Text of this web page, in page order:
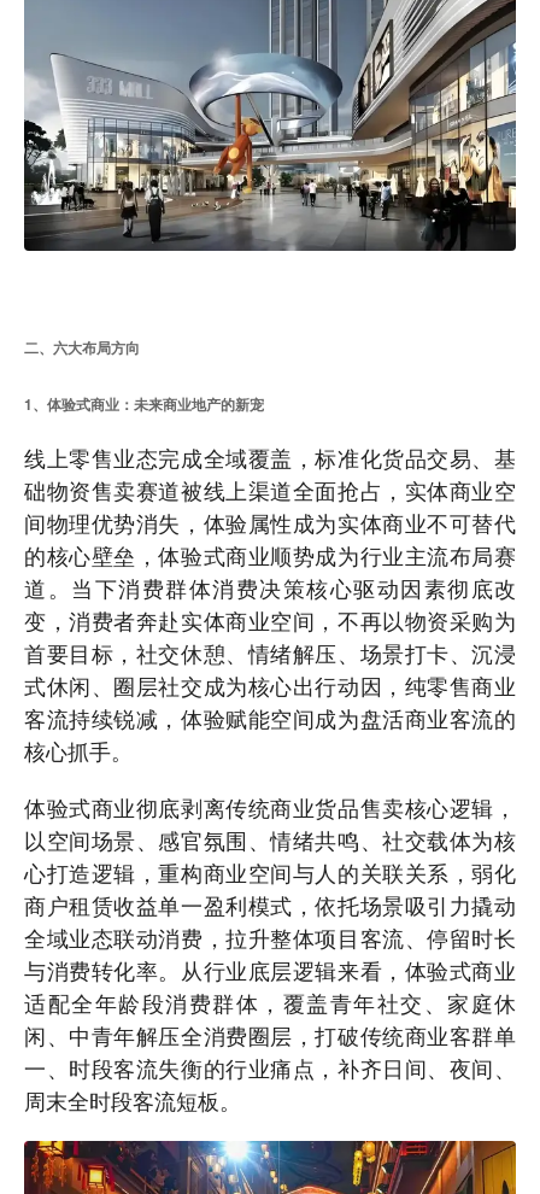
二、六大布局方向
1、体验式商业：未来商业地产的新宠
线上零售业态完成全域覆盖，标准化货品交易、基
础物资售卖赛道被线上渠道全面抢占，实体商业空
间物理优势消失，体验属性成为实体商业不可替代
的核心壁垒，体验式商业顺势成为行业主流布局赛
道。当下消费群体消费决策核心驱动因素彻底改
变，消费者奔赴实体商业空间，不再以物资采购为
首要目标，社交休憩、情绪解压、场景打卡、沉浸
式休闲、圈层社交成为核心出行动因，纯零售商业
客流持续锐减，体验赋能空间成为盘活商业客流的
核心抓手。
体验式商业彻底剥离传统商业货品售卖核心逻辑，
以空间场景、感官氛围、情绪共鸣、社交载体为核
心打造逻辑，重构商业空间与人的关联关系，弱化
商户租赁收益单一盈利模式，依托场景吸引力撬动
全域业态联动消费，拉升整体项目客流、停留时长
与消费转化率。从行业底层逻辑来看，体验式商业
适配全年龄段消费群体，覆盖青年社交、家庭休
闲、中青年解压全消费圈层，打破传统商业客群单
一、时段客流失衡的行业痛点，补齐日间、夜间、
周末全时段客流短板。